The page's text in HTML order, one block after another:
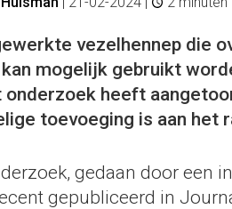
vezelhennep die
mogelijk gebruikt
onderzoek heeft
toevoeging is aan het
gedaan door een
gepubliceerd in